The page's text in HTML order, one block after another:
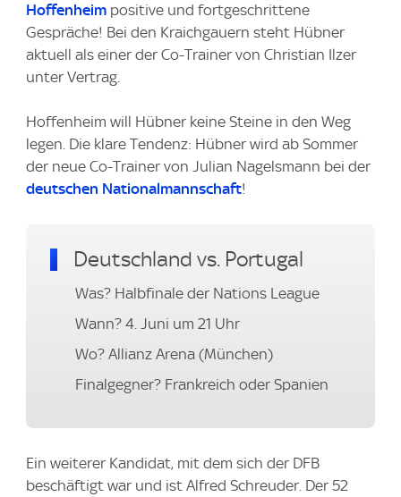
Hoffenheim positive und fortgeschrittene
Gespräche! Bei den Kraichgauern steht Hübner
aktuell als einer der Co-Trainer von Christian Ilzer
unter Vertrag.
Hoffenheim will Hübner keine Steine in den Weg
legen. Die klare Tendenz: Hübner wird ab Sommer
der neue Co-Trainer von Julian Nagelsmann bei der
deutschen Nationalmannschaft!
Deutschland vs. Portugal
Was? Halbfinale der Nations League
Wann? 4. Juni um 21 Uhr
Wo? Allianz Arena (München)
Finalgegner? Frankreich oder Spanien
Ein weiterer Kandidat, mit dem sich der DFB
beschäftigt war und ist Alfred Schreuder. Der 52